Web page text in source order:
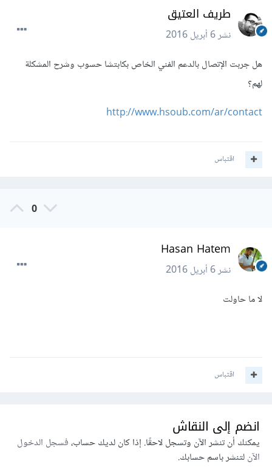
طريف العتيق
نشر6 أبريل 2016
هل جربت الإتصال بالدعم الفني الخاص بكابتشا حسوب وشرح المشكلة
لهم؟
http://www.hsoub.com/ar/contact
اقتباس
0
Hasan Hatem
نشر6 أبريل 2016
لا ما حاولت
اقتباس
انضم إلى النقاش
يمكنك أن تنشر الآن وتسجل لاحقًا. إذا كان لديك حساب،فسجل الدخول
الآنلتنشر باسم حسابك.